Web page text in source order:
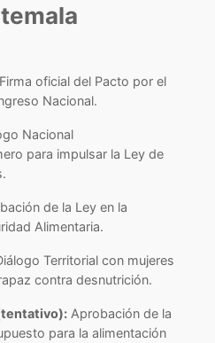
oficial del Pacto por el
Nacional.
Nacional
para impulsar la Ley de
de la Ley en la
Alimentaria.
Territorial con mujeres
contra desnutrición.
Aprobación de la
para la alimentación